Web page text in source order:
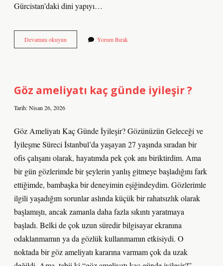
Gürcistan’daki dini yapıyı…
Devamını okuyun Gürcistan’ın
dini
Yorum Bırak
Göz ameliyatı kaç günde iyileşir ?
Tarih: Nisan 26, 2026
Göz Ameliyatı Kaç Günde İyileşir? Gözünüzün Geleceği ve
İyileşme Süreci İstanbul’da yaşayan 27 yaşında sıradan bir
ofis çalışanı olarak, hayatımda pek çok anı biriktirdim. Ama
bir gün gözlerimde bir şeylerin yanlış gitmeye başladığını fark
ettiğimde, bambaşka bir deneyimin eşiğindeydim. Gözlerimle
ilgili yaşadığım sorunlar aslında küçük bir rahatsızlık olarak
başlamıştı, ancak zamanla daha fazla sıkıntı yaratmaya
başladı. Belki de çok uzun süredir bilgisayar ekranına
odaklanmamın ya da gözlük kullanmamın etkisiydi. O
noktada bir göz ameliyatı kararına varmam çok da uzak